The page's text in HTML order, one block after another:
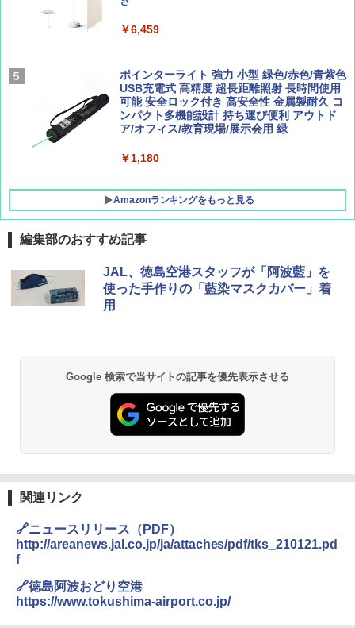
￥1,760
解く (講談社現代新書)
￥1,540
￥9,990
[キャンパーズコレクション 山善] 傘みたいに
広げるだけ パッとサッとテント キューブワ
イド ブラックコーティング フルクローズ メ
ッシュ 4人用 簡単設置 ポップアップテント P
ATCW-150B エクルベージュ
￥-
￥6,459
ポインターライト 強力 小型 緑色/赤色/青紫色
USB充電式 高精度 超長距離照射 長時間使用
可能 安全ロック付き 高安全性 金属製耐久 コ
ンパクト多機能設計 持ち運び便利 アウトド
ア/オフィス/教育現場/展示会用 緑
￥1,180
Amazonランキングをもっと見る
編集部のおすすめ記事
JAL、徳島空港スタッフが「阿波藍」を
使った手作りの「藍染マスクカバー」着
用
Google 検索で当サイトの記事を優先表示させる
関連リンク
🔗ニュースリリース（PDF）
http://areanews.jal.co.jp/ja/attaches/pdf/tks_210121.pd
f
🔗徳島阿波おどり空港
https://www.tokushima-airport.co.jp/